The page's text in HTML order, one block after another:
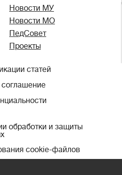
Новости МУ
Новости МО
ПедСовет
Проекты
статей
соглашение
обработки и защиты
cookie-файлов